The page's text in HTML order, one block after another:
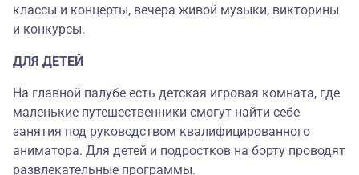
классы и концерты, вечера живой музыки, викторины
и конкурсы.
ДЛЯ ДЕТЕЙ
На главной палубе есть детская игровая комната, где
маленькие путешественники смогут найти себе
занятия под руководством квалифицированного
аниматора. Для детей и подростков на борту проводят
развлекательные программы.